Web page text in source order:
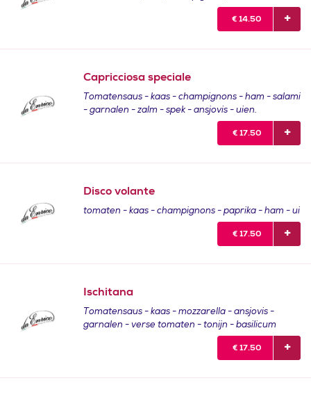
€ 14.50
Capricciosa speciale
Tomatensaus - kaas - champignons - ham - salami
- garnalen - zalm - spek - ansjovis - uien.
€ 17.50
Disco volante
tomaten - kaas - champignons - paprika - ham - ui
€ 17.50
Ischitana
Tomatensaus - kaas - mozzarella - ansjovis -
garnalen - verse tomaten - tonijn - basilicum
€ 17.50